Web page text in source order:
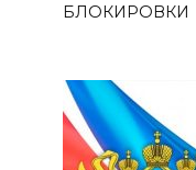
БЛОКИРОВКИ